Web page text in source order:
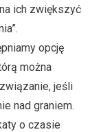
ich zwiększyć
opcję
można
jeśli
nad graniem.
o czasie